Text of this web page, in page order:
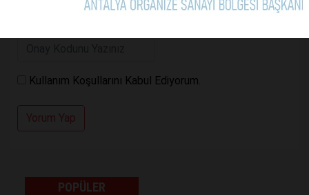
Kullanım Koşullarını Kabul Ediyorum.
Yorum Yap
POPÜLER